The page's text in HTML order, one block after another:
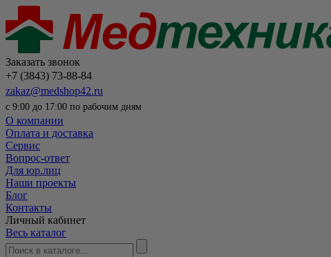
Заказать звонок
+7 (3843) 73-88-84
zakaz@medshop42.ru
с 9:00 до 17:00 по рабочим дням
О компании
Оплата и доставка
Сервис
Вопрос-ответ
Для юр.лиц
Наши проекты
Блог
Контакты
Личный кабинет
Весь каталог